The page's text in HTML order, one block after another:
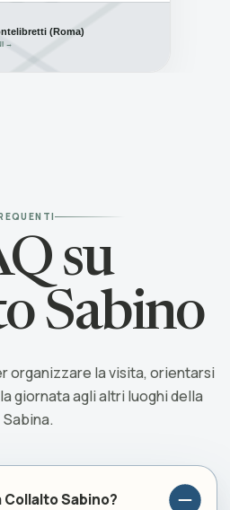
(Roma)
→
su
Sabino
organizzare la visita, orientarsi
giornata agli altri luoghi della
Sabina.
Collalto Sabino?